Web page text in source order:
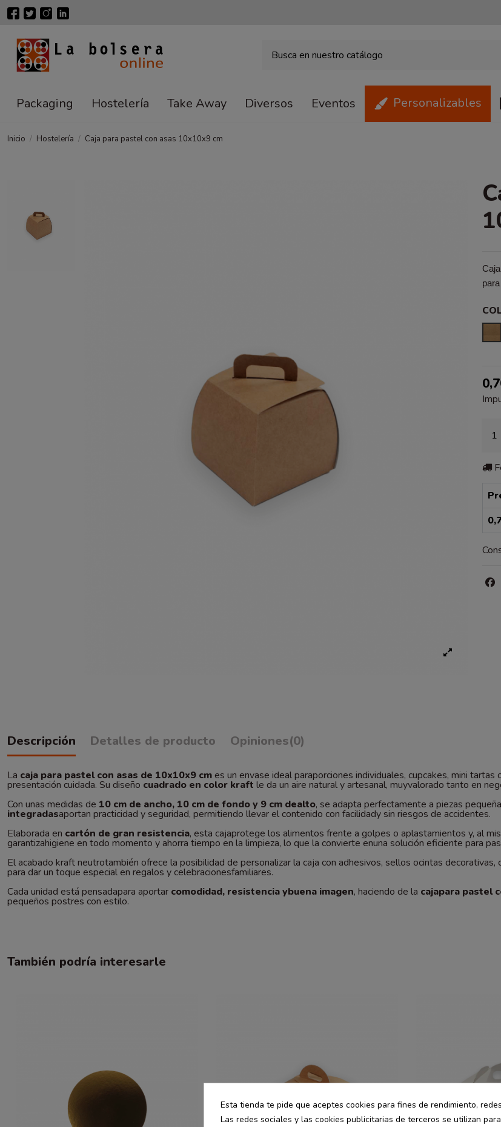
Packaging Hostelería Take Away Diversos Eventos Personalizables
Inicio Hostelería Caja para pastel con asas 10x10x9 cm
Descripción Detalles de producto Opiniones(0)
La caja para pastel con asas de 10x10x9 cm es un envase ideal paraporciones individuales, cupcakes, mini
presentación cuidada. Su diseño cuadrado en color kraft le da un aire natural y artesanal, muyvalorado tanto en
Con unas medidas de 10 cm de ancho, 10 cm de fondo y 9 cm dealto, se adapta perfectamente a piezas
integradasaportan practicidad y seguridad, permitiendo llevar el contenido con facilidady sin riesgos de accidentes.
Elaborada en cartón de gran resistencia, esta cajaprotege los alimentos frente a golpes o aplastamientos y, al
garantizahigiene en todo momento y ahorra tiempo en la limpieza, lo que la convierte enuna solución eficiente para
El acabado kraft neutrotambién ofrece la posibilidad de personalizar la caja con adhesivos, sellos ocintas
para dar un toque especial en regalos y celebracionesfamiliares.
Cada unidad está pensadapara aportar comodidad, resistencia ybuena imagen, haciendo de la cajapara pastel
pequeños postres con estilo.
También podría interesarle
Esta tienda te pide que aceptes cookies para fines de rendimiento,
Las redes sociales y las cookies publicitarias de terceros se utilizan